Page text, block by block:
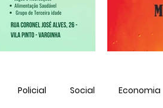
Policial Social Economia